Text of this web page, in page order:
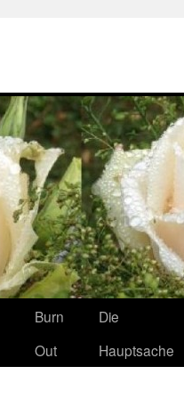
Burn
Out
Die
Hauptsache